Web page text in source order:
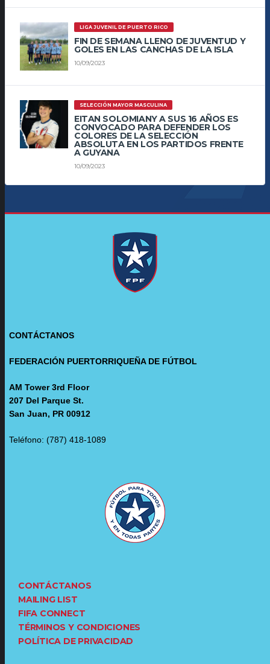
LIGA JUVENIL DE PUERTO RICO
FIN DE SEMANA LLENO DE JUVENTUD Y
GOLES EN LAS CANCHAS DE LA ISLA
10/09/2023
SELECCIÓN MAYOR MASCULINA
EITAN SOLOMIANY A SUS 16 AÑOS ES
CONVOCADO PARA DEFENDER LOS
COLORES DE LA SELECCIÓN
ABSOLUTA EN LOS PARTIDOS FRENTE
A GUYANA
10/09/2023
CONTÁCTANOS
FEDERACIÓN PUERTORRIQUEÑA DE FÚTBOL
AM Tower 3rd Floor
207 Del Parque St.
San Juan, PR 00912
Teléfono: (787) 418-1089
CONTÁCTANOS
MAILING LIST
FIFA CONNECT
TÉRMINOS Y CONDICIONES
POLÍTICA DE PRIVACIDAD